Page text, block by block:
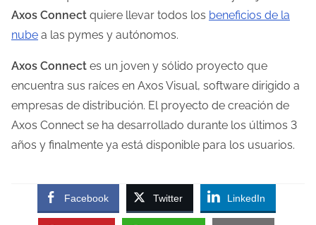
Axos Connect quiere llevar todos los beneficios de la
nube a las pymes y autónomos.
Axos Connect es un joven y sólido proyecto que
encuentra sus raíces en Axos Visual, software dirigido a
empresas de distribución. El proyecto de creación de
Axos Connect se ha desarrollado durante los últimos 3
años y finalmente ya está disponible para los usuarios.
Facebook Twitter LinkedIn